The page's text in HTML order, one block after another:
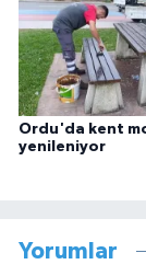
Ordu'da kent
yenileniyor
Yorumlar